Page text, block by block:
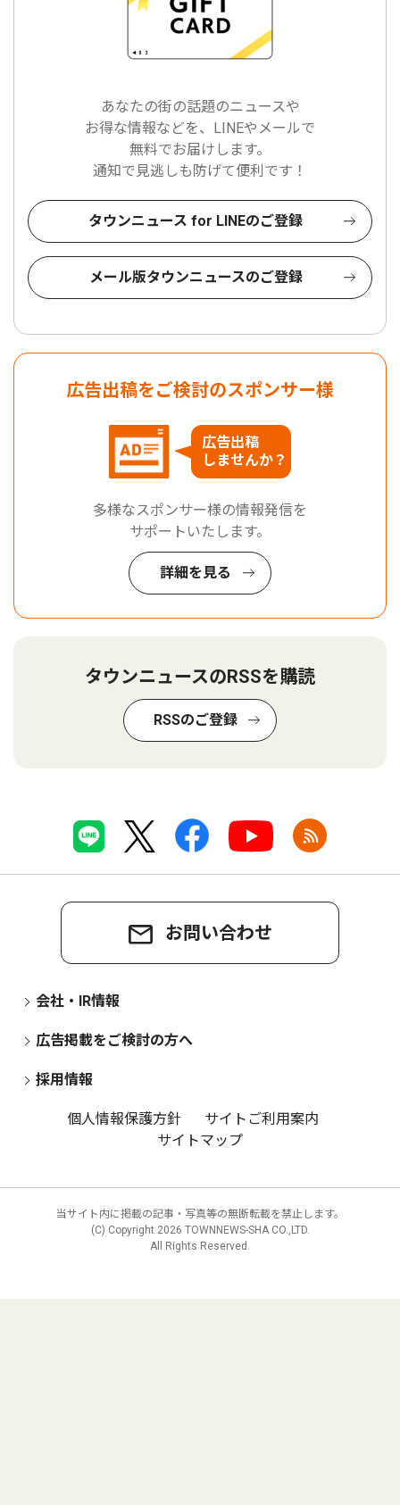
あなたの街の話題のニュースや
お得な情報などを、LINEやメールで
無料でお届けします。
通知で見逃しも防げて便利です！
タウンニュース for LINEのご登録
メール版タウンニュースのご登録
広告出稿をご検討のスポンサー様
広告出稿
しませんか？
多様なスポンサー様の情報発信を
サポートいたします。
詳細を見る
タウンニュースのRSSを購読
RSSのご登録
お問い合わせ
会社・IR情報
広告掲載をご検討の方へ
採用情報
個人情報保護方針
サイトご利用案内
サイトマップ
当サイト内に掲載の記事・写真等の無断転載を禁止します。
(C) Copyright 2026 TOWNNEWS-SHA CO.,LTD.
All Rights Reserved.